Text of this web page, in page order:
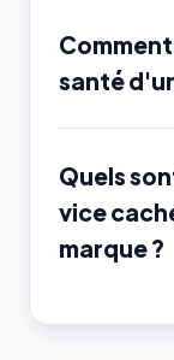
santé
Quels
vice
marque ?